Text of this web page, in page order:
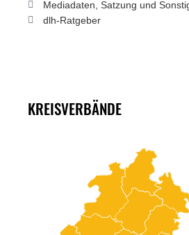
Mediadaten, Satzung und
dlh-Ratgeber
KREISVERBÄNDE